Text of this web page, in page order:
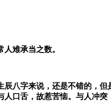
难承当之数。
八字来说，还是不错的，
口舌，故惹苦恼。与人冲